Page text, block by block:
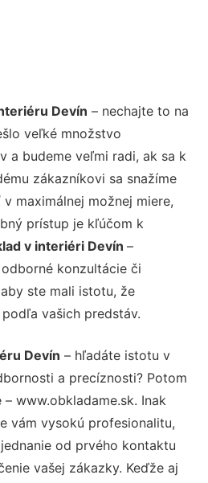
Devín – nechajte to na
veľké množstvo
a budeme veľmi radi, ak sa k
zákazníkovi sa snažíme
maximálnej možnej miere,
prístup je kľúčom k
v interiéri Devín –
konzultácie či
ste mali istotu, že
vašich predstáv.
Devín – hľadáte istotu v
a precíznosti? Potom
www.obkladame.sk. Inak
vám vysokú profesionalitu,
od prvého kontaktu
vašej zákazky. Keďže aj